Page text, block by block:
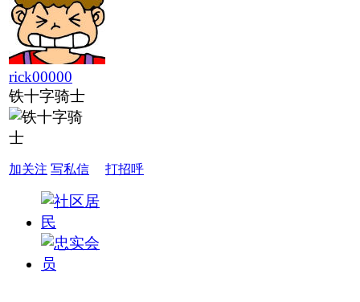
rick00000
铁十字骑士
加关注 写私信 打招呼